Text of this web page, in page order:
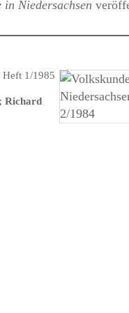
in Niedersachsen
Heft 1/1985
Richard